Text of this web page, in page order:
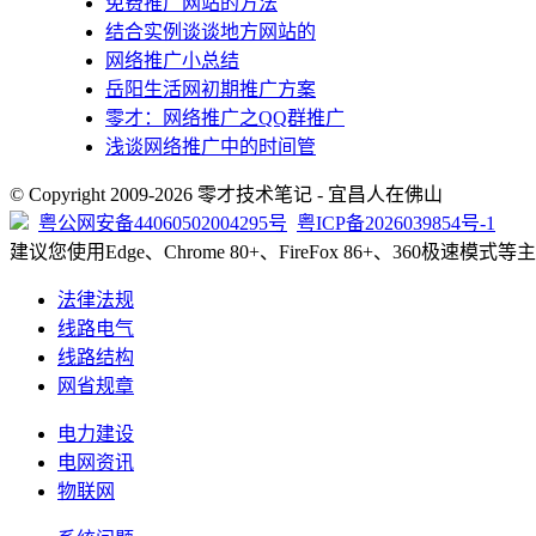
结合实例谈谈地方网站的
网络推广小总结
岳阳生活网初期推广方案
零才：网络推广之QQ群推广
浅谈网络推广中的时间管
© Copyright 2009-2026 零才技术笔记 - 宜昌人在佛山
粤公网安备44060502004295号 粤ICP备2026039854号-1
建议您使用Edge、Chrome 80+、FireFox 86+、360极速模式等
法律法规
线路电气
线路结构
网省规章
电力建设
电网资讯
物联网